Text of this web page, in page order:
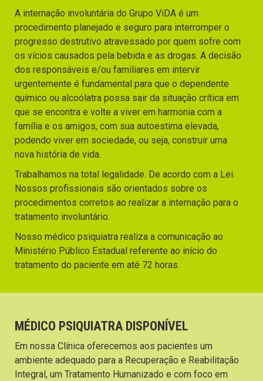
A internação involuntária do Grupo ViDA é um
procedimento planejado e seguro para interromper o
progresso destrutivo atravessado por quem sofre com
os vícios causados pela bebida e as drogas. A decisão
dos responsáveis e/ou familiares em intervir
urgentemente é fundamental para que o dependente
químico ou alcoólatra possa sair da situação crítica em
que se encontra e volte a viver em harmonia com a
família e os amigos, com sua autoestima elevada,
podendo viver em sociedade, ou seja, construir uma
nova história de vida.
Trabalhamos na total legalidade. De acordo com a Lei.
Nossos profissionais são orientados sobre os
procedimentos corretos ao realizar a internação para o
tratamento involuntário.
Nosso médico psiquiatra realiza a comunicação ao
Ministério Público Estadual referente ao início do
tratamento do paciente em até 72 horas.
MÉDICO PSIQUIATRA DISPONÍVEL
Em nossa Clínica oferecemos aos pacientes um
ambiente adequado para a Recuperação e Reabilitação
Integral, um Tratamento Humanizado e com foco em